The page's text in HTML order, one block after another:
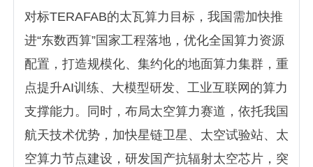
对标TERAFAB的太瓦算力目标，我国需加快推
进“东数西算”国家工程落地，优化全国算力资源
配置，打造规模化、集约化的地面算力集群，重
点提升AI训练、大模型研发、工业互联网的算力
支撑能力。同时，布局太空算力赛道，依托我国
航天技术优势，加快星链卫星、太空试验站、太
空算力节点建设，研发国产抗辐射太空芯片，突